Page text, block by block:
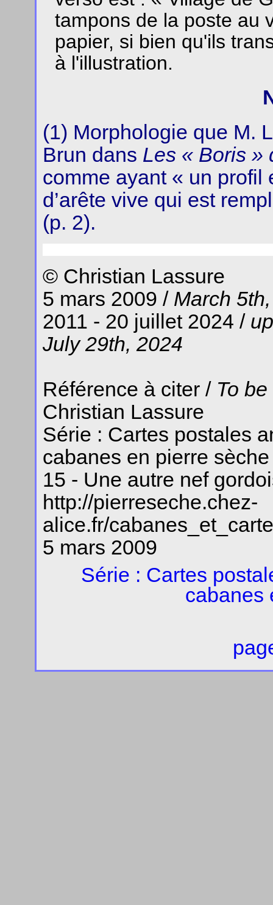
tampons de la poste au
papier, si bien qu'ils
à l'illustration.
(1) Morphologie que M.
Brun dans Les « Boris »
comme ayant « un profil
d’arête vive qui est
(p. 2).
© Christian Lassure
5 mars 2009 / March
2011 - 20 juillet 2024 /
July 29th, 2024
Référence à citer / To
Christian Lassure
Série : Cartes postales
cabanes en pierre sèche
15 - Une autre nef
http://pierreseche.chez-
alice.fr/
5 mars 2009
Série : Cartes
cabanes